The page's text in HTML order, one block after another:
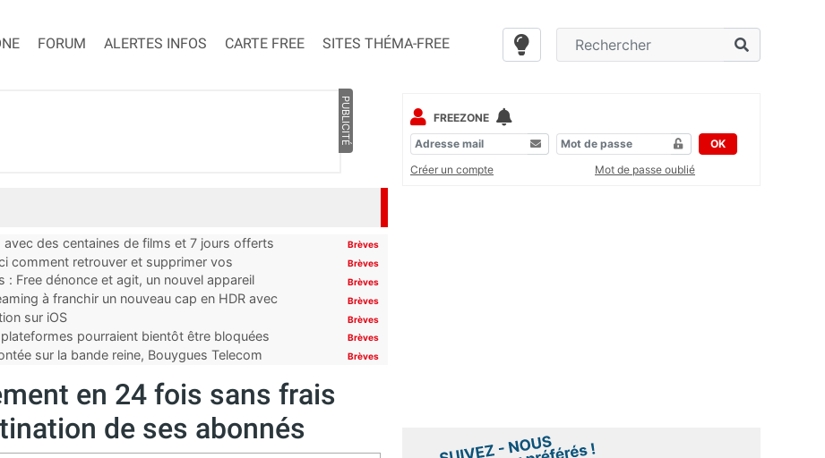
FORUM ALERTES INFOS CARTE FREE SITES THÉMA-FREE
PUBLICITÉ
des centaines de films et 7 jours offerts Brèves
comment retrouver et supprimer vos
Brèves
: Free dénonce et agit, un nouvel appareil
Brèves
à franchir un nouveau cap en HDR avec
Brèves
sur iOS Brèves
pourraient bientôt être bloquées
Brèves
sur la bande reine, Bouygues Telecom
Brèves
en 24 fois sans frais
de ses abonnés
FREEZONE
OK
Créer un compte
Mot de passe oublié